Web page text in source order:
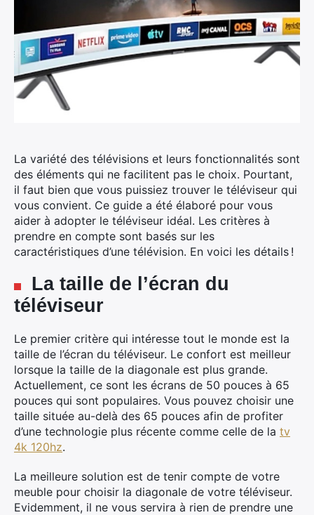
La variété des télévisions et leurs fonctionnalités sont
des éléments qui ne facilitent pas le choix. Pourtant,
il faut bien que vous puissiez trouver le téléviseur qui
vous convient. Ce guide a été élaboré pour vous
aider à adopter le téléviseur idéal. Les critères à
prendre en compte sont basés sur les
caractéristiques d’une télévision. En voici les détails !
La taille de l’écran du
téléviseur
Le premier critère qui intéresse tout le monde est la
taille de l’écran du téléviseur. Le confort est meilleur
lorsque la taille de la diagonale est plus grande.
Actuellement, ce sont les écrans de 50 pouces à 65
pouces qui sont populaires. Vous pouvez choisir une
taille située au-delà des 65 pouces afin de profiter
d’une technologie plus récente comme celle de la tv
4k 120hz.
La meilleure solution est de tenir compte de votre
meuble pour choisir la diagonale de votre téléviseur.
Evidemment, il ne vous servira à rien de prendre une